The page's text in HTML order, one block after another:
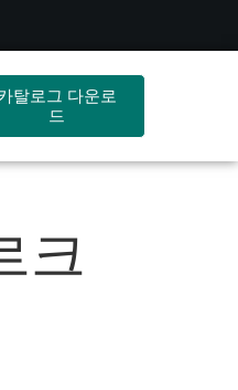
탈로그 다운로
드
크